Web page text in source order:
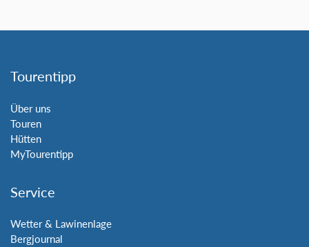
Tourentipp
Über uns
Touren
Hütten
MyTourentipp
Service
Wetter & Lawinenlage
Bergjournal